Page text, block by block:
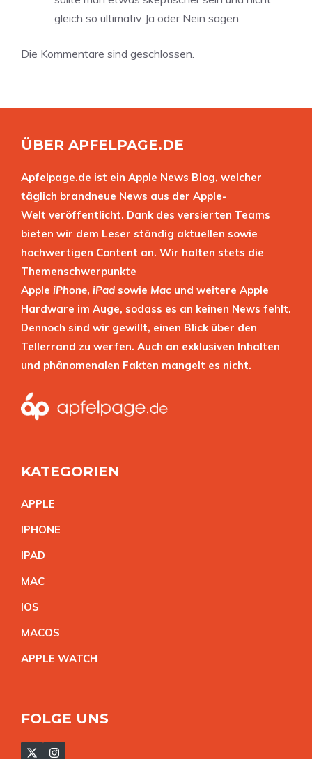
gleich so ultimativ Ja oder Nein sagen.
Die Kommentare sind geschlossen.
ÜBER APFELPAGE.DE
Apfelpage.de ist ein Apple News Blog, welcher
täglich brandneue News aus der Apple-
Welt veröffentlicht. Dank des versierten Teams
bieten wir dem Leser ständig aktuellen sowie
hochwertigen Content an. Wir halten stets die
Themenschwerpunkte
Apple iPhone, iPad sowie Mac und weitere Apple
Hardware im Auge, sodass es an keinen News fehlt.
Dennoch sind wir gewillt, einen Blick über den
Tellerrand zu werfen. Auch an exklusiven Inhalten
und phänomenalen Fakten mangelt es nicht.
KATEGORIEN
APPLE
IPHONE
IPAD
MAC
IOS
MACOS
APPLE WATCH
FOLGE UNS